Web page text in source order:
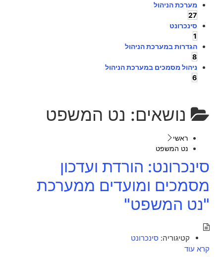
מערכת הניהול
27
סינכרונט
1
הגדרות במערכת הניהול
8
ניהול מסמכים במערכת הניהול
6
נושאים: נט המשפט
ראשי
נט המשפט
סינכרונט: הורדת ועדכון
מסמכים ומועדים ממערכת
"נט המשפט"
קטיגוריה: סינכרונט
קרא עוד